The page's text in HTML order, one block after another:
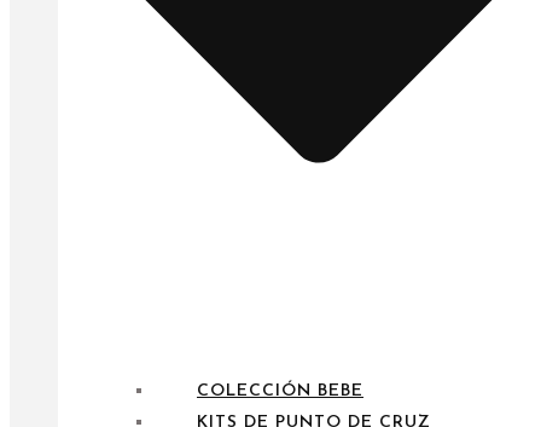
COLECCIÓN BEBE
KITS DE PUNTO DE CRUZ